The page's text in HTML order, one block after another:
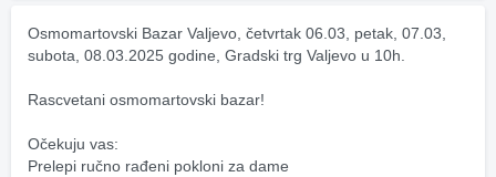
Osmomartovski Bazar Valjevo, četvrtak 06.03, petak, 07.03,
subota, 08.03.2025 godine, Gradski trg Valjevo u 10h.
Rascvetani osmomartovski bazar!
Očekuju vas:
Prelepi ručno rađeni pokloni za dame